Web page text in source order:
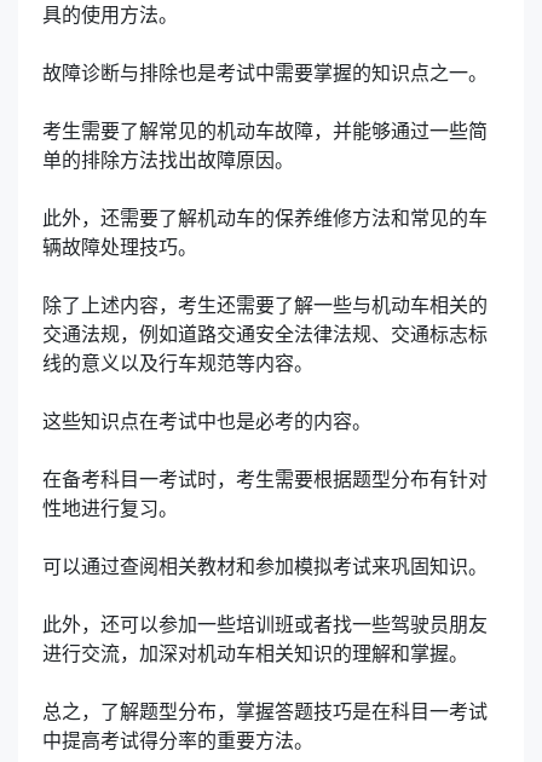
具的使用方法。
故障诊断与排除也是考试中需要掌握的知识点之一。
考生需要了解常见的机动车故障，并能够通过一些简
单的排除方法找出故障原因。
此外，还需要了解机动车的保养维修方法和常见的车
辆故障处理技巧。
除了上述内容，考生还需要了解一些与机动车相关的
交通法规，例如道路交通安全法律法规、交通标志标
线的意义以及行车规范等内容。
这些知识点在考试中也是必考的内容。
在备考科目一考试时，考生需要根据题型分布有针对
性地进行复习。
可以通过查阅相关教材和参加模拟考试来巩固知识。
此外，还可以参加一些培训班或者找一些驾驶员朋友
进行交流，加深对机动车相关知识的理解和掌握。
总之，了解题型分布，掌握答题技巧是在科目一考试
中提高考试得分率的重要方法。